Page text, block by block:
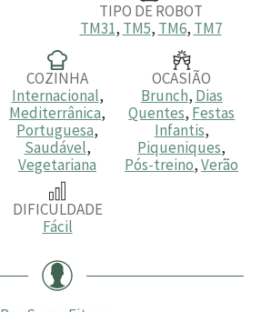
TIPO DE ROBOT
TM31, TM5, TM6, TM7
COZINHA
Internacional,
Mediterrânica,
Portuguesa,
Saudável,
Vegetariana
OCASIÃO
Brunch, Dias
Quentes, Festas
Infantis,
Piqueniques,
Pós-treino,Verão
DIFICULDADE
Fácil